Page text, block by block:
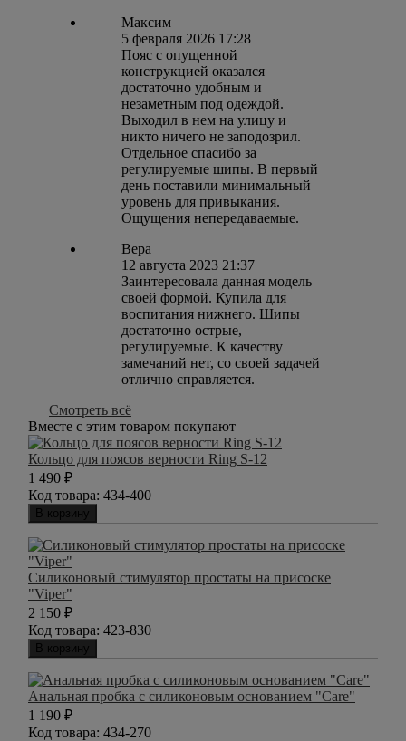
Максим
5 февраля 2026 17:28
Пояс с опущенной
конструкцией оказался
достаточно удобным и
незаметным под одеждой.
Выходил в нем на улицу и
никто ничего не заподозрил.
Отдельное спасибо за
регулируемые шипы. В первый
день поставили минимальный
уровень для привыкания.
Ощущения непередаваемые.
Вера
12 августа 2023 21:37
Заинтересовала данная модель
своей формой. Купила для
воспитания нижнего. Шипы
достаточно острые,
регулируемые. К качеству
замечаний нет, со своей задачей
отлично справляется.
Смотреть всё
Вместе с этим товаром покупают
Кольцо для поясов верности Ring S-12
1 490 ₽
Код товара: 434-400
В корзину
Силиконовый стимулятор простаты на присоске
"Viper"
2 150 ₽
Код товара: 423-830
В корзину
Анальная пробка с силиконовым основанием "Care"
1 190 ₽
Код товара: 434-270